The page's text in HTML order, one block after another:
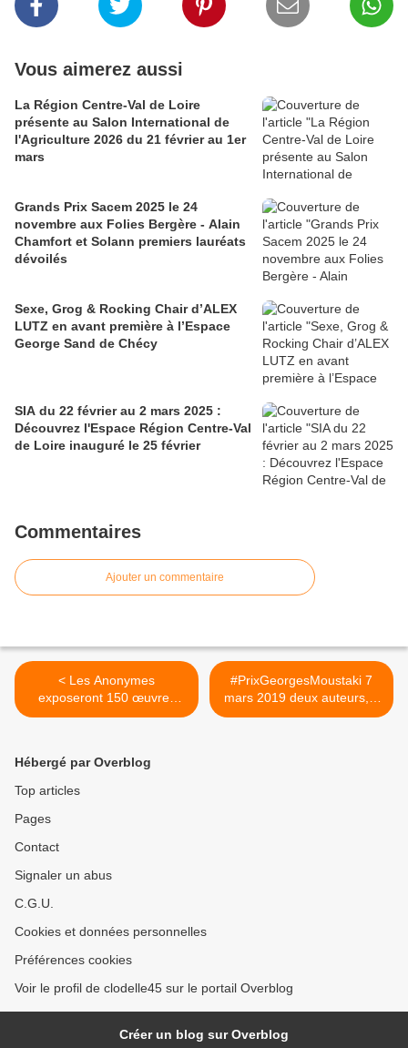
Vous aimerez aussi
La Région Centre-Val de Loire
présente au Salon International de
l'Agriculture 2026 du 21 février au 1er
mars
Grands Prix Sacem 2025 le 24
novembre aux Folies Bergère - Alain
Chamfort et Solann premiers lauréats
dévoilés
Sexe, Grog & Rocking Chair d’ALEX
LUTZ en avant première à l’Espace
George Sand de Chécy
SIA du 22 février au 2 mars 2025 :
Découvrez l'Espace Région Centre-Val
de Loire inauguré le 25 février
Commentaires
Ajouter un commentaire
< Les Anonymes
exposeront 150 œuvres
d’une...
#PrixGeorgesMoustaki 7
mars 2019 deux auteurs,...
>
Hébergé par Overblog
Top articles
Pages
Contact
Signaler un abus
C.G.U.
Cookies et données personnelles
Préférences cookies
Voir le profil de clodelle45 sur le portail Overblog
Créer un blog sur Overblog